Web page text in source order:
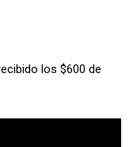
los $600 de